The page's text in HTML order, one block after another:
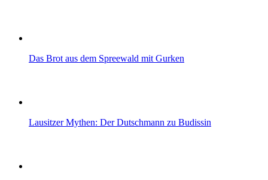
Das Brot aus dem Spreewald mit Gurken
Lausitzer Mythen: Der Dutschmann zu Budissin